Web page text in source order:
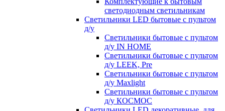
светодиодным светильникам
Светильники LED бытовые с пультом
д/у
Светильники бытовые с пультом
д/у IN HOME
Светильники бытовые с пультом
д/у LEEK, Pre
Светильники бытовые с пультом
д/у Maxlight
Светильники бытовые с пультом
д/у КОСМОС